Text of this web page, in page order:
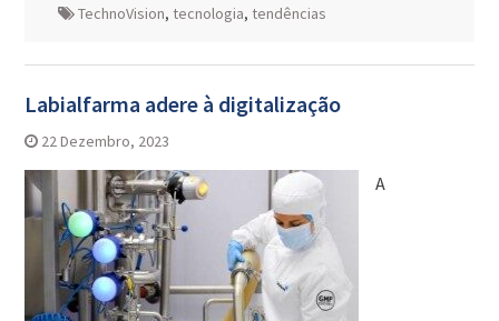
TechnoVision, tecnologia, tendências
Labialfarma adere à digitalização
22 Dezembro, 2023
A